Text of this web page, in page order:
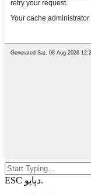
ESC دٻايو.